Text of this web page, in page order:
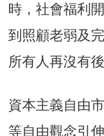
時，社會福利
到照顧老弱及
所有人再沒有後
資本主義自由
等自由觀念引